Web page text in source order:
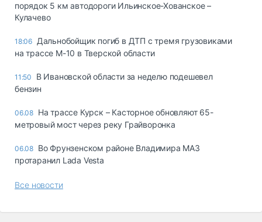
порядок 5 км автодороги Ильинское-Хованское –
Кулачево
18:06 Дальнобойщик погиб в ДТП с тремя грузовиками
на трассе М-10 в Тверской области
11:50
В Ивановской области за неделю подешевел
бензин
06.08 На трассе Курск – Касторное обновляют 65-
метровый мост через реку Грайворонка
06.08 Во Фрунзенском районе Владимира МАЗ
протаранил Lada Vesta
Все новости